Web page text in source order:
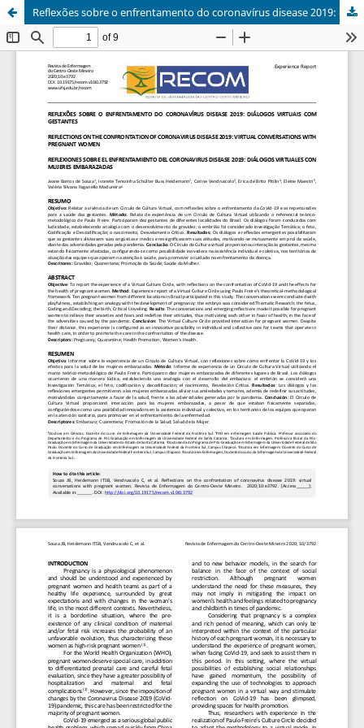
Reflexões sobre o enfrentamento do coronavírus disease 2019: diálogos virtuais com gestantes